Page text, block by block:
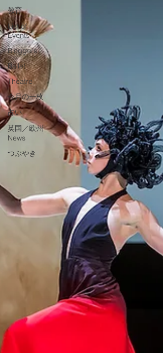
教育
List of
Events
Bloggers
Ballet
Theatre
今月の一枚
占い
英国／欧州
News
つぶやき